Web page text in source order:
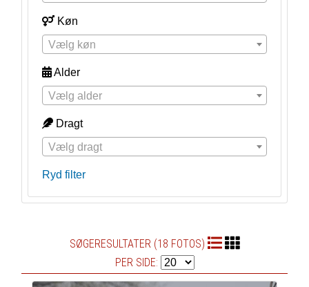
Køn
Vælg køn
Alder
Vælg alder
Dragt
Vælg dragt
Ryd filter
SØGERESULTATER (18 FOTOS)
PER SIDE: